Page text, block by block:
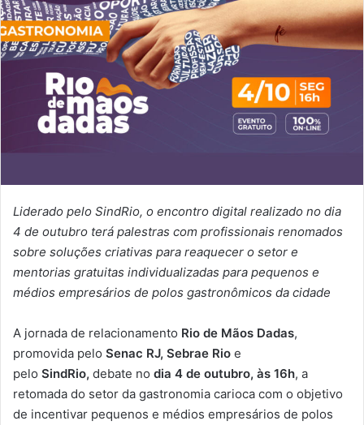
Liderado pelo SindRio, o encontro digital realizado no dia
4 de outubro terá palestras com profissionais renomados
sobre soluções criativas para reaquecer o setor e
mentorias gratuitas individualizadas para pequenos e
médios empresários de polos gastronômicos da cidade
A jornada de relacionamento Rio de Mãos Dadas,
promovida pelo Senac RJ, Sebrae Rio e
pelo SindRio, debate no dia 4 de outubro, às 16h, a
retomada do setor da gastronomia carioca com o objetivo
de incentivar pequenos e médios empresários de polos